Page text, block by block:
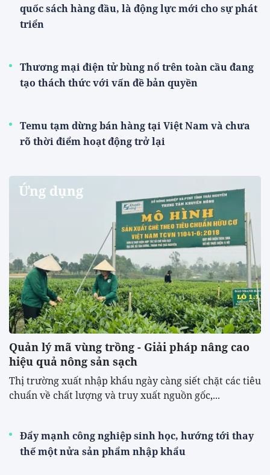
quốc sách hàng đầu, là động lực mới cho sự phát
triển
Thương mại điện tử bùng nổ trên toàn cầu đang
tạo thách thức với vấn đề bản quyền
Temu tạm dừng bán hàng tại Việt Nam và chưa
rõ thời điểm hoạt động trở lại
Ứng dụng
Quản lý mã vùng trồng - Giải pháp nâng cao
hiệu quả nông sản sạch
Thị trường xuất nhập khẩu ngày càng siết chặt các tiêu
chuẩn về chất lượng và truy xuất nguồn gốc,...
Đẩy mạnh công nghiệp sinh học, hướng tới thay
thế một nửa sản phẩm nhập khẩu